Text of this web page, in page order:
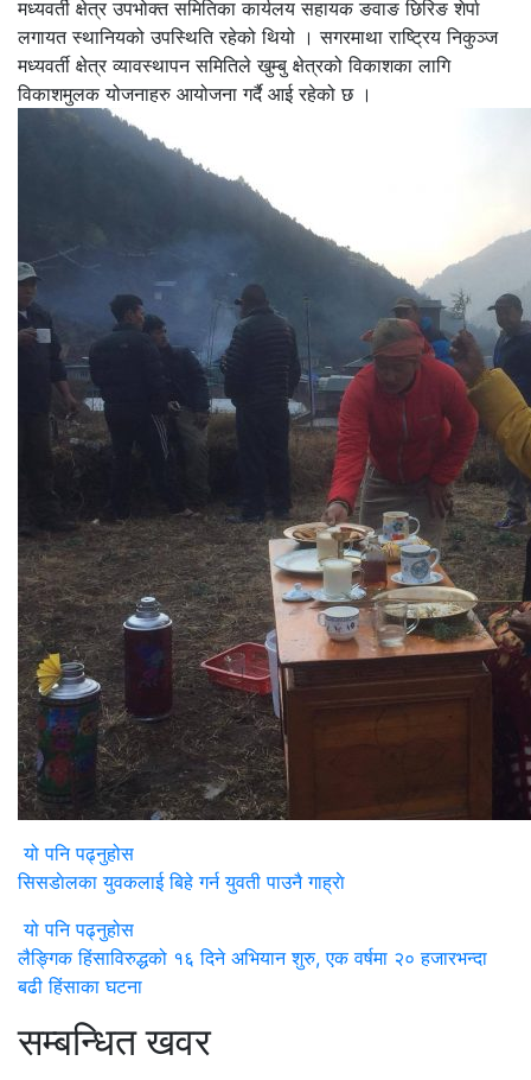
मध्यवर्ती क्षेत्र उपभोक्त समितिका कार्यलय सहायक ङवाङ छिरिङ शेर्पा
लगायत स्थानियको उपस्थिति रहेको थियो । सगरमाथा राष्ट्रिय निकुञ्ज
मध्यवर्ती क्षेत्र व्यावस्थापन समितिले खुम्बु क्षेत्रको विकाशका लागि
विकाशमुलक योजनाहरु आयोजना गर्दै आई रहेको छ ।
यो पनि पढ्नुहोस
सिसडाेलका युवकलाई बिहे गर्न युवती पाउनै गाह्राे
यो पनि पढ्नुहोस
लैङ्गिक हिंसाविरुद्धको १६ दिने अभियान शुरु, एक वर्षमा २० हजारभन्दा
बढी हिंसाका घटना
सम्बन्धित खवर